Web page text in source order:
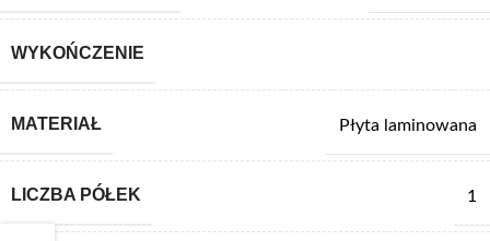
WYKOŃCZENIE
MATERIAŁ Płyta laminowana
LICZBA PÓŁEK 1